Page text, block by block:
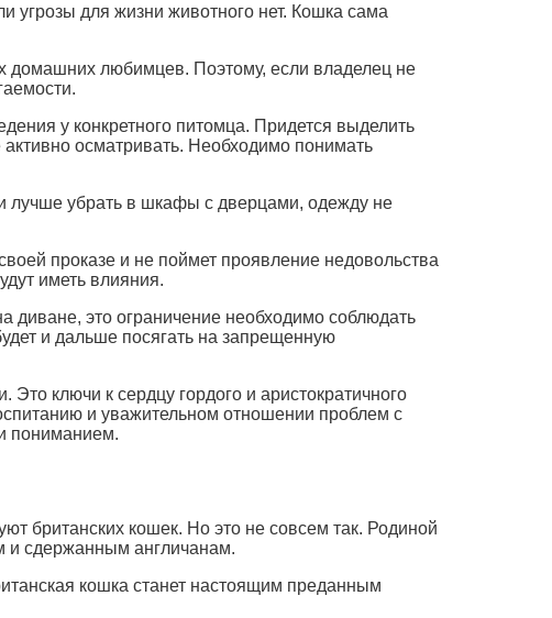
угрозы для жизни животного нет. Кошка сама
домашних любимцев. Поэтому, если владелец не
у конкретного питомца. Придется выделить
осматривать. Необходимо понимать
лучше убрать в шкафы с дверцами, одежду не
проказе и не поймет проявление недовольства
иметь влияния.
диване, это ограничение необходимо соблюдать
и дальше посягать на запрещенную
ключи к сердцу гордого и аристократичного
и уважительном отношении проблем с
пониманием.
британских кошек. Но это не совсем так. Родиной
и сдержанным англичанам.
кошка станет настоящим преданным